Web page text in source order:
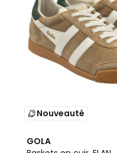
Nouveauté
GOLA
2